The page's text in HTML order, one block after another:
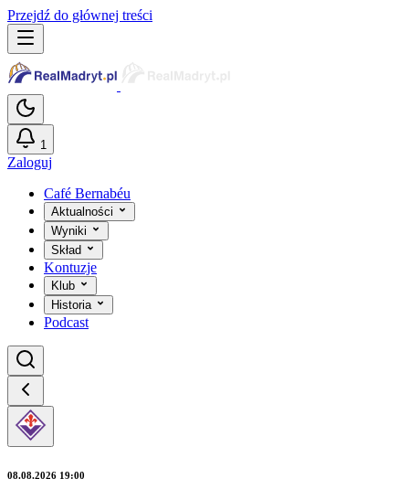
Przejdź do głównej treści
1
Zaloguj
Café Bernabéu
Aktualności
Wyniki
Skład
Kontuzje
Klub
Historia
Podcast
08.08.2026 19:00